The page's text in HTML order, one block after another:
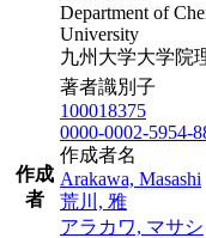
作成
者
Department of
University
九州大学大学院
著者識別子
100018375
0000-0002-5954-
作成者名
Arakawa, Masashi
荒川, 雅
アラカワ, マサシ